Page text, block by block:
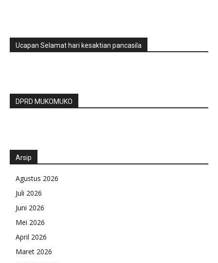
Ucapan Selamat hari kesaktian pancasila
DPRD MUKOMUKO
Arsip
Agustus 2026
Juli 2026
Juni 2026
Mei 2026
April 2026
Maret 2026